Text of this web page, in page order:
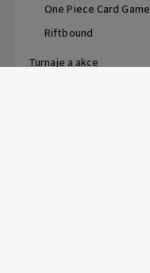
One Piece Card Game
Riftbound
Turnaje a akce